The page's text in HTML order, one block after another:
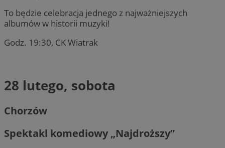
To będzie celebracja jednego z najważniejszych
albumów w historii muzyki!
Godz. 19:30, CK Wiatrak
28 lutego, sobota
Chorzów
Spektakl komediowy „Najdroższy”